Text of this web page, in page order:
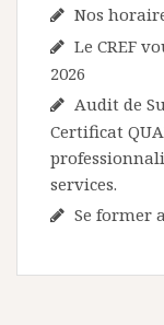
Nos
Le CREF
2026
Audit de
Certificat
services.
Se former